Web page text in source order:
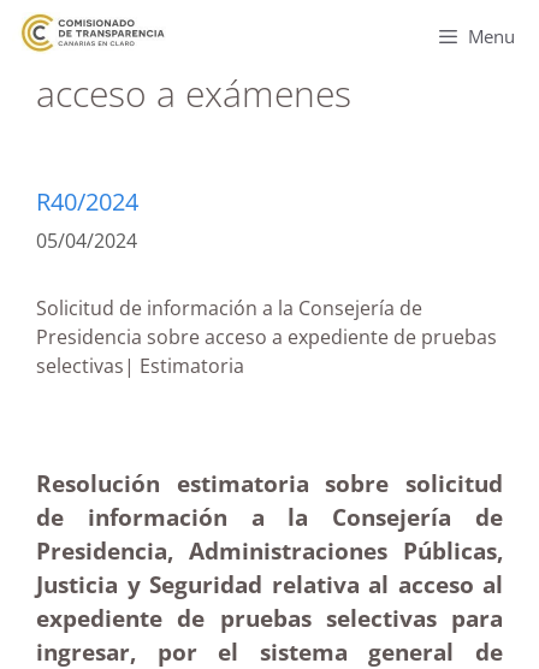
Menu
acceso a exámenes
R40/2024
05/04/2024
Solicitud de información a la Consejería de
Presidencia sobre acceso a expediente de pruebas
selectivas| Estimatoria
Resolución estimatoria sobre solicitud
de información a la Consejería de
Presidencia, Administraciones Públicas,
Justicia y Seguridad relativa al acceso al
expediente de pruebas selectivas para
ingresar, por el sistema general de